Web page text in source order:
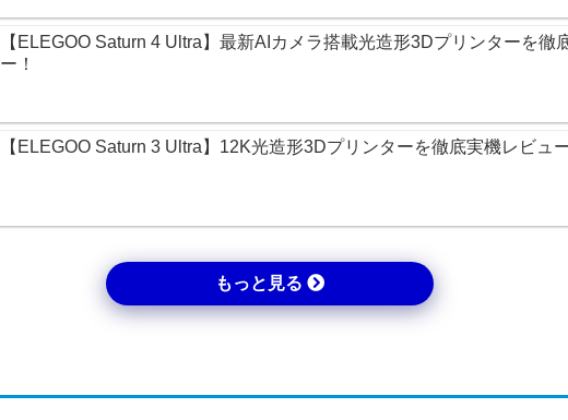
【ELEGOO Saturn 4 Ultra】最新AIカメラ搭載光造形3Dプリンターを徹
ー！
【ELEGOO Saturn 3 Ultra】12K光造形3Dプリンターを徹底実機レビュー
もっと見る